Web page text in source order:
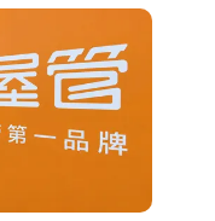
正式開放報
牌車迷前進新
夜間街道賽，
街頭展開高速
場、車庫導覽
Audi的賽車文